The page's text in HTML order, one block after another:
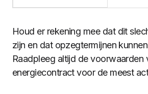
Houd er rekening mee dat dit
zijn en dat opzegtermijnen
Raadpleeg altijd de voorwaarden
energiecontract voor de meest